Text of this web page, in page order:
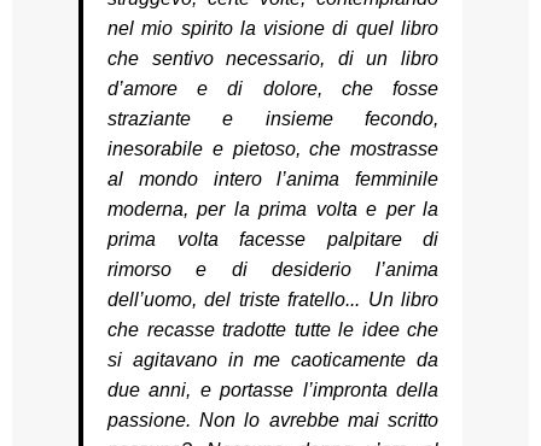
nel mio spirito la visione di quel libro
che sentivo necessario, di un libro
d’amore e di dolore, che fosse
straziante e insieme fecondo,
inesorabile e pietoso, che mostrasse
al mondo intero l’anima femminile
moderna, per la prima volta e per la
prima volta facesse palpitare di
rimorso e di desiderio l’anima
dell’uomo, del triste fratello... Un libro
che recasse tradotte tutte le idee che
si agitavano in me caoticamente da
due anni, e portasse l’impronta della
passione. Non lo avrebbe mai scritto